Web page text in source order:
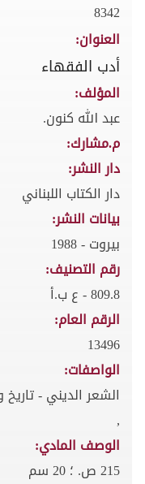
8342
العنوان:
أدب الفقهاء
المؤلف:
عبد الله كنون.
م.مشارك:
دار النشر:
دار الكتاب اللبناني
بيانات النشر:
بيروت - 1988
رقم التصنيف:
809.8 - ع ب.أ
الرقم العام:
13496
الواصفات:
الشعر الديني -
,
الوصف المادي:
215 ص. ؛ 20 سم